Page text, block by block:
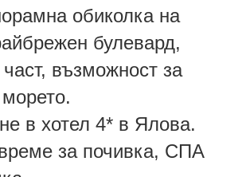
обиколка на
булевард,
възможност за
в хотел 4* в Ялова.
за почивка, СПА